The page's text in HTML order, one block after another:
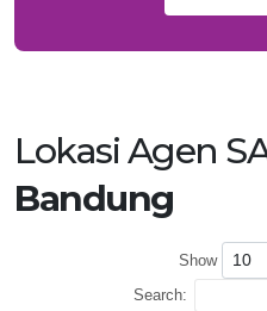
Lokasi Agen
Bandung
Show
Search: